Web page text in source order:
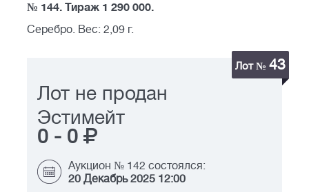
№ 144. Тираж 1 290 000.
Серебро. Вес: 2,09 г.
Лот № 43
Лот не продан
Эстимейт
0 - 0
Аукцион № 142 состоялся:
20 Декабрь 2025 12:00